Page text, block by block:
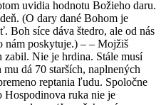
uvidia hodnotu Božieho daru.
(O dary dané Bohom je
Boh síce dáva štedro, ale od nás
nám poskytuje.) – – Mojžiš
Nie je hrdina. Stále musí
dá 70 starších, naplnených
reptania ľudu. Spoločne
Hospodinova ruka nie je